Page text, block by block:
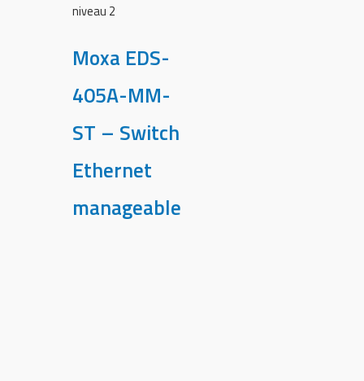
niveau 2
Moxa EDS-
405A-MM-
ST – Switch
Ethernet
manageable